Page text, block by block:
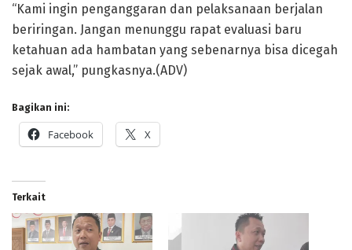
“Kami ingin penganggaran dan pelaksanaan berjalan
beriringan. Jangan menunggu rapat evaluasi baru
ketahuan ada hambatan yang sebenarnya bisa dicegah
sejak awal,” pungkasnya.(ADV)
Bagikan ini:
Facebook X
Terkait